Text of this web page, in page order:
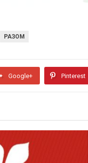
РАЗОМ
Google+ Pinterest